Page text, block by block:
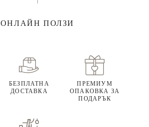
ОНЛАЙН ПОЛЗИ
БЕЗПЛАТНА
ДОСТАВКА
ПРЕМИУМ
ОПАКОВКА ЗА
ПОДАРЪК